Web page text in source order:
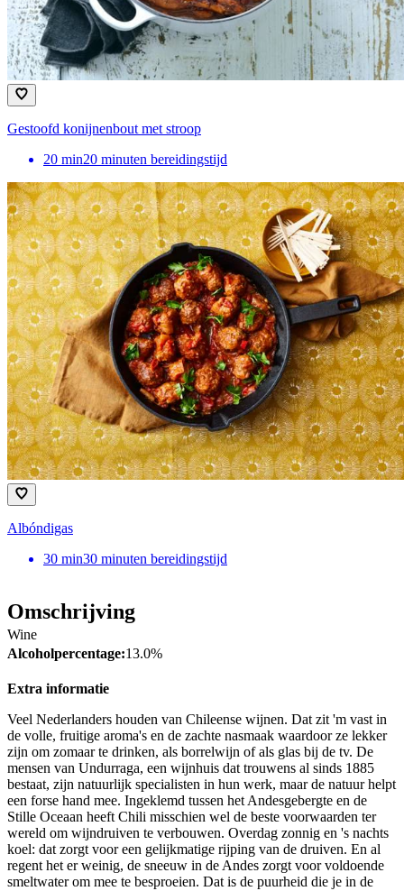
Gestoofd konijnenbout met stroop
20 min20 minuten bereidingstijd
Albóndigas
30 min30 minuten bereidingstijd
Omschrijving
Wine
Alcoholpercentage:13.0%
Extra informatie
Veel Nederlanders houden van Chileense wijnen. Dat zit 'm vast in
de volle, fruitige aroma's en de zachte nasmaak waardoor ze lekker
zijn om zomaar te drinken, als borrelwijn of als glas bij de tv. De
mensen van Undurraga, een wijnhuis dat trouwens al sinds 1885
bestaat, zijn natuurlijk specialisten in hun werk, maar de natuur helpt
een forse hand mee. Ingeklemd tussen het Andesgebergte en de
Stille Oceaan heeft Chili misschien wel de beste voorwaarden ter
wereld om wijndruiven te verbouwen. Overdag zonnig en 's nachts
koel: dat zorgt voor een gelijkmatige rijping van de druiven. En al
regent het er weinig, de sneeuw in de Andes zorgt voor voldoende
smeltwater om mee te besproeien. Dat is de puurheid die je in de